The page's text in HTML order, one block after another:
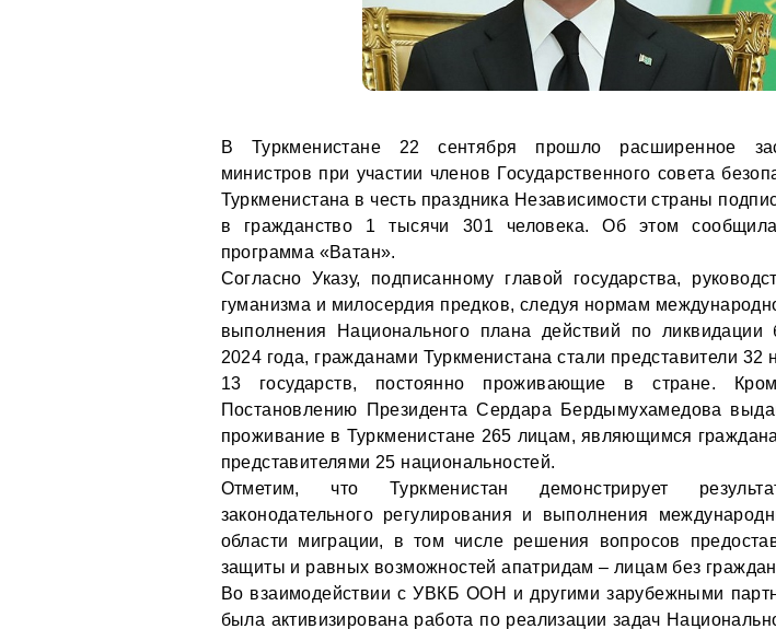
В Туркменистане 22 сентября прошло расширенное
министров при участии членов Государственного совета
Туркменистана в честь праздника Независимости страны
в гражданство 1 тысячи 301 человека. Об этом
программа «Ватан».
Согласно Указу, подписанному главой государства,
гуманизма и милосердия предков, следуя нормам
выполнения Национального плана действий по ликвидации
2024 года, гражданами Туркменистана стали представители 32
13 государств, постоянно проживающие в стране.
Постановлению Президента Сердара Бердымухамедова
проживание в Туркменистане 265 лицам, являющимся
представителями 25 национальностей.
Отметим, что Туркменистан демонстрирует
законодательного регулирования и выполнения
области миграции, в том числе решения вопросов
защиты и равных возможностей апатридам – лицам без
Во взаимодействии с УВКБ ООН и другими зарубежными
была активизирована работа по реализации задач